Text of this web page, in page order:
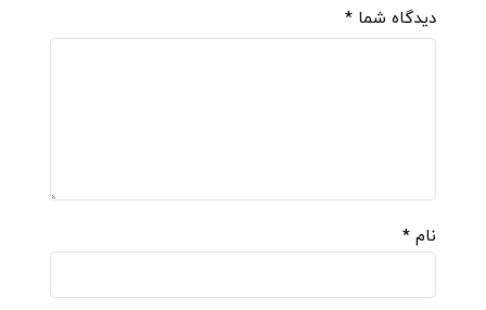
دیدگاه شما *
نام *